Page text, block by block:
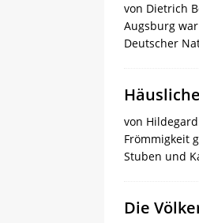
von Dietrich
Augsburg
Deutscher
von
Frömmigkeit
Stuben und
Die